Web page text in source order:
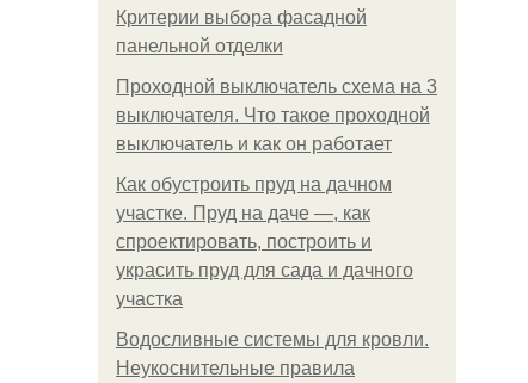
Критерии выбора фасадной
панельной отделки
Проходной выключатель схема на 3
выключателя. Что такое проходной
выключатель и как он работает
Как обустроить пруд на дачном
участке. Пруд на даче —, как
спроектировать, построить и
украсить пруд для сада и дачного
участка
Водосливные системы для кровли.
Неукоснительные правила